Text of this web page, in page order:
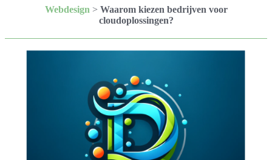
Webdesign > Waarom kiezen bedrijven voor
cloudoplossingen?